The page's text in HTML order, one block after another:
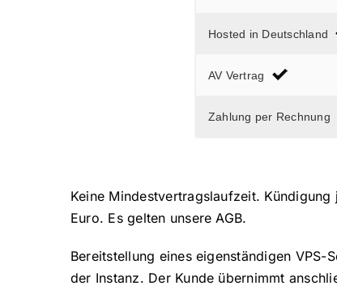
Hosted in Deutschland
AV Vertrag
Zahlung per Rechnung
Keine Mindestvertragslaufzeit.
Euro. Es gelten unsere AGB.
Bereitstellung eines eigenständigen
der Instanz. Der Kunde übernimmt